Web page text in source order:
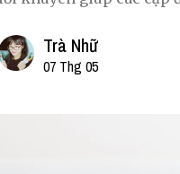
Trà Nhữ
07 Thg 05